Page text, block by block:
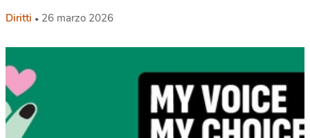
Diritti 26 marzo 2026